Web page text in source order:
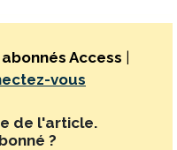
abonnés Access |
vous
de l'article.
?